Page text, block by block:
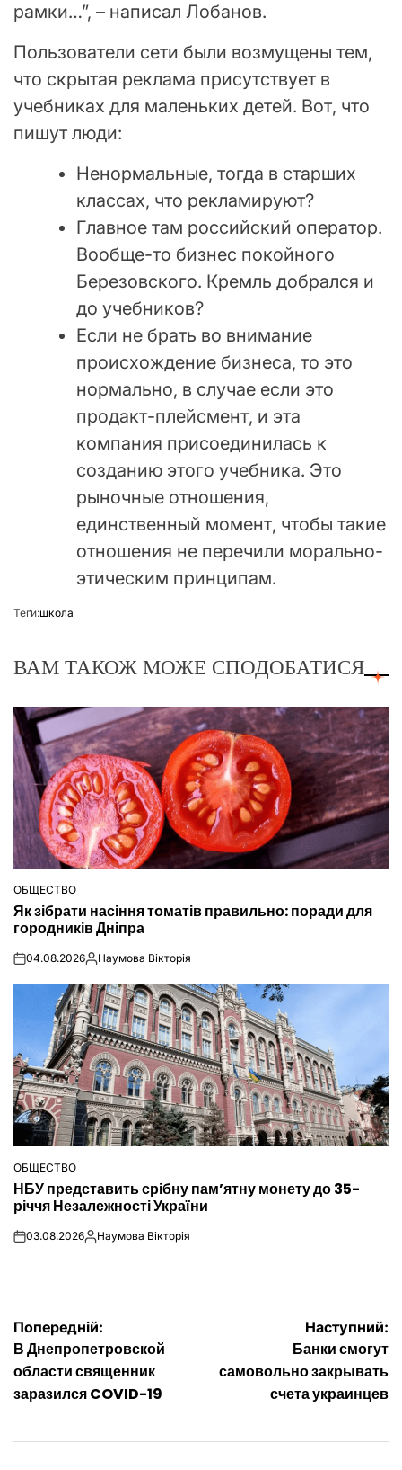
рамки…”, – написал Лобанов.
Пользователи сети были возмущены тем,
что скрытая реклама присутствует в
учебниках для маленьких детей. Вот, что
пишут люди:
Ненормальные, тогда в старших
классах, что рекламируют?
Главное там российский оператор.
Вообще-то бизнес покойного
Березовского. Кремль добрался и
до учебников?
Если не брать во внимание
происхождение бизнеса, то это
нормально, в случае если это
продакт-плейсмент, и эта
компания присоединилась к
созданию этого учебника. Это
рыночные отношения,
единственный момент, чтобы такие
отношения не перечили морально-
этическим принципам.
Теґи:школа
ВАМ ТАКОЖ МОЖЕ СПОДОБАТИСЯ
ОПУБЛІКУВАТИ
У
ОБЩЕСТВО
Як зібрати насіння томатів правильно: поради для
городників Дніпра
on04.08.2026Опубліковано
Наумова Вікторія
ОПУБЛІКУВАТИ
У
ОБЩЕСТВО
НБУ представить срібну пам’ятну монету до 35-
річчя Незалежності України
on03.08.2026Опубліковано
Наумова Вікторія
Навігація
записів
Попередній:
В Днепропетровской
области священник
заразился COVID-19
Наступний:
Банки смогут
самовольно закрывать
счета украинцев